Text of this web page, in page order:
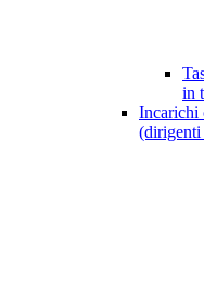
in
Incarichi
(dirigenti